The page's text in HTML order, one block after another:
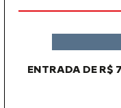
ENTRADA DE R$